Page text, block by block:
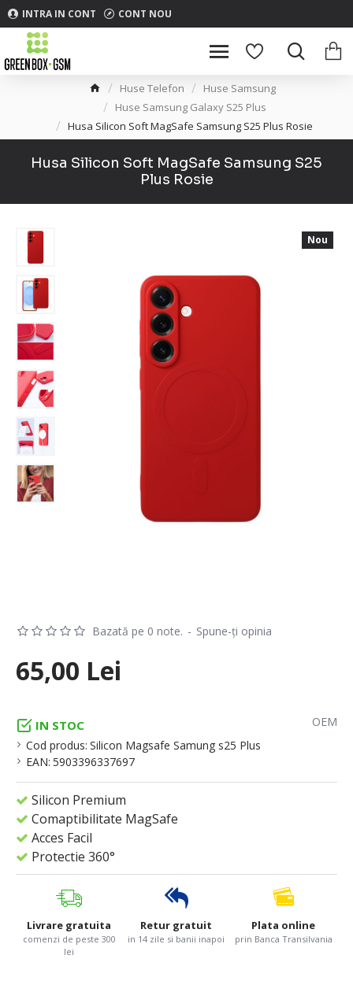
INTRA IN CONT CONT NOU
Huse Telefon
Huse Samsung
Huse Samsung Galaxy S25 Plus
Husa Silicon Soft MagSafe Samsung S25 Plus Rosie
Husa Silicon Soft MagSafe Samsung S25
Plus Rosie
Nou
IN STOC
Cod produs: Silicon Magsafe Samung s25 Plus
EAN: 5903396337697
OEM
Silicon Premium
Comaptibilitate MagSafe
Acces Facil
Protectie 360°
Bazată pe 0 note. - Spune-ţi opinia
65,00 Lei
Livrare gratuita
comenzi de peste 300
lei
Retur gratuit
in 14 zile si banii inapoi
Plata online
prin Banca Transilvania